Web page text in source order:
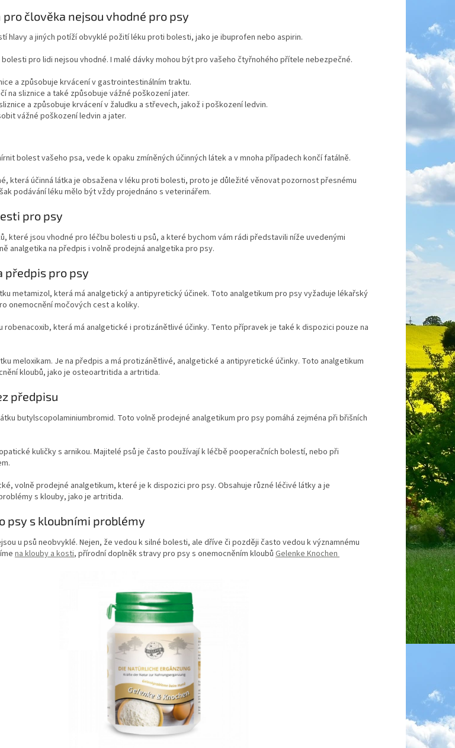
člověka nejsou vhodné pro psy
hlavy a jiných potíží obvyklé požití léku proti bolesti, jako je ibuprofen nebo aspirin.
pro lidi nejsou vhodné. I malé dávky mohou být pro vašeho čtyřnohého přítele nebezpečné.
a způsobuje krvácení v gastrointestinálním traktu.
na sliznice a také způsobuje vážné poškození jater.
a způsobuje krvácení v žaludku a střevech, jakož i poškození ledvin.
vážné poškození ledvin a jater.
bolest vašeho psa, vede k opaku zmíněných účinných látek a v mnoha případech končí fatálně.
která účinná látka je obsažena v léku proti bolesti, proto je důležité věnovat pozornost přesnému
podávání léku mělo být vždy projednáno s veterinářem.
pro psy
které jsou vhodné pro léčbu bolesti u psů, a které bychom vám rádi představili níže uvedenými
analgetika na předpis i volně prodejná analgetika pro psy.
předpis pro psy
metamizol, která má analgetický a antipyretický účinek. Toto analgetikum pro psy vyžaduje lékařský
onemocnění močových cest a koliky.
robenacoxib, která má analgetické i protizánětlivé účinky. Tento přípravek je také k dispozici pouze na
meloxikam. Je na předpis a má protizánětlivé, analgetické a antipyretické účinky. Toto analgetikum
kloubů, jako je osteoartritida a artritida.
předpisu
butylscopolaminiumbromid. Toto volně prodejné analgetikum pro psy pomáhá zejména při břišních
kuličky s arnikou. Majitelé psů je často používají k léčbě pooperačních bolestí, nebo při
volně prodejné analgetikum, které je k dispozici pro psy. Obsahuje různé léčivé látky a je
s klouby, jako je artritida.
psy s kloubními problémy
u psů neobvyklé. Nejen, že vedou k silné bolesti, ale dříve či později často vedou k významnému
na klouby a kosti, přírodní doplněk stravy pro psy s onemocněním kloubů Gelenke Knochen